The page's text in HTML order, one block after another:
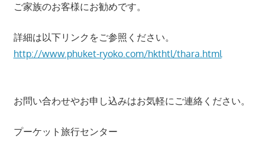
ト
観
光
化
た
ご家族のお客様にお勧めです。
詳細は以下リンクをご参照ください。
http://www.phuket-ryoko.com/hkthtl/thara.html
お問い合わせやお申し込みはお気軽にご連絡ください。
プーケット旅行センター